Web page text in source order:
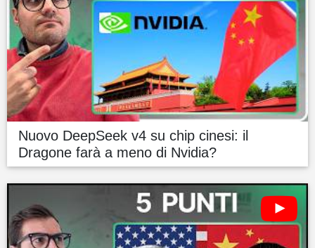
Nuovo DeepSeek v4 su chip cinesi: il
Dragone farà a meno di Nvidia?